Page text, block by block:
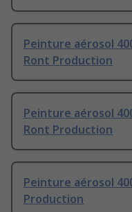
Peinture aérosol
Ront Production
Peinture aérosol
Ront Production
Peinture aérosol
Production